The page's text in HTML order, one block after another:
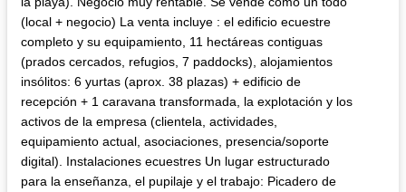
(local + negocio) La venta incluye : el edificio ecuestre
completo y su equipamiento, 11 hectáreas contiguas
(prados cercados, refugios, 7 paddocks), alojamientos
insólitos: 6 yurtas (aprox. 38 plazas) + edificio de
recepción + 1 caravana transformada, la explotación y los
activos de la empresa (clientela, actividades,
equipamiento actual, asociaciones, presencia/soporte
digital). Instalaciones ecuestres Un lugar estructurado
para la enseñanza, el pupilaje y el trabajo: Picadero de